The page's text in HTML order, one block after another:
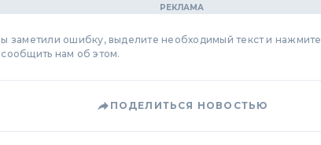
заметили ошибку, выделите необходимый текст и нажмите
нам об этом.
ПОДЕЛИТЬСЯ НОВОСТЬЮ